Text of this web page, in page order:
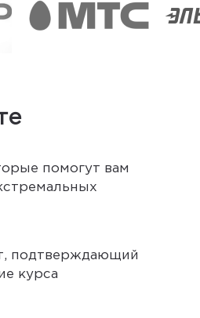
помогут вам
подтверждающий
курса